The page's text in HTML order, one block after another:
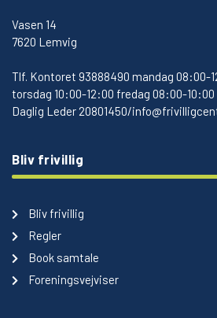
Vasen 14
7620 Lemvig
Tlf. Kontoret 93888490 mandag 08:00-
torsdag 10:00-12:00 fredag 08:00-10:00
Daglig Leder 20801450/
Bliv frivillig
Bliv frivillig
Regler
Book samtale
Foreningsvejviser